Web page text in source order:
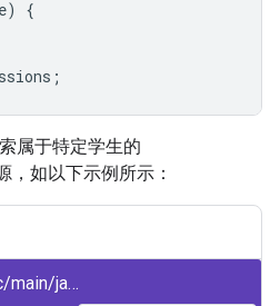
e)
{
;
属于特定学生的
，如以下示例所示：
classroom/snippets/src/main/java/ListStudentSubmissions.java